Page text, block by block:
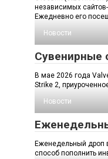
независимых сайтов-
Ежедневно его
Новости
Сувенирные
В мае 2026 года
Strike 2,
Новости
Еженедельный дроп
способ пополнить